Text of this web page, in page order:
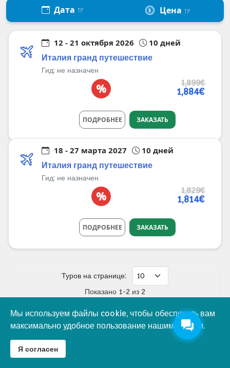
Дата Цена
12 - 21 октября 2026 10 дней
Италия гранд путешествие
Гид: не назначен
% 1,899€
1,884€
ПОДРОБНЕЕ ЗАКАЗАТЬ
18 - 27 марта 2027 10 дней
Италия гранд путешествие
Гид: не назначен
% 1,829€
1,814€
ПОДРОБНЕЕ ЗАКАЗАТЬ
Туров на странице:
Показано 1-2 из 2
Перейти на страницу
Мы используем файлы cookie, чтобы обеспечить вам
максимально удобное пользование нашим сайтом.
Я согласен
Мы используем файлы cookie, чтобы обеспечить вам
максимально удобное пользование нашим сайтом.
Я согласен